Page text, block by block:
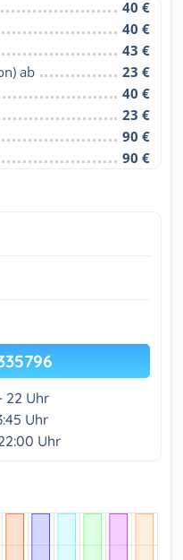
40 €
40 €
43 €
ab
23 €
40 €
23 €
90 €
90 €
22 Uhr
Uhr
Uhr